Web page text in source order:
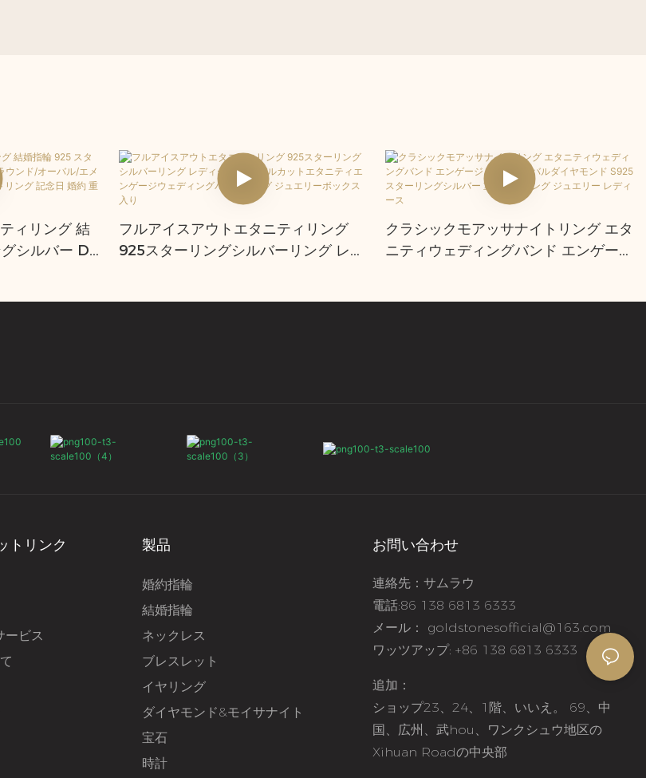
ィリング 結
シルバー D
フルアイスアウトエタニティリング
925スターリングシルバーリング レデ
クラシックモアッサナイトリング エタ
ニティウェディングバンド エンゲージ
トリンク
ビス
製品
婚約指輪
結婚指輪
ネックレス
ブレスレット
イヤリング
ダイヤモンド&モイサナイト
宝石
時計
お問い合わせ
連絡先：サムラウ
電話:86 138 6813 6333
メール： goldstonesofficial@163.com
ワッツアップ: +86 138 6813 6333
追加：
ショップ23、24、1階、いいえ。 69、中
国、広州、武hou、ワンクシュウ地区の
Xihuan Roadの中央部